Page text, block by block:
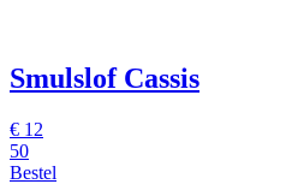
Smulslof Cassis
€ 12
50
Bestel